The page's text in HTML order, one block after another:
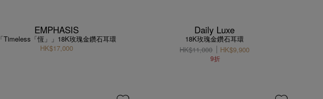
EMPHASIS
「Timeless「恆」」18K玫瑰金鑽石耳環
HK$17,000
Daily Luxe
18K玫瑰金鑽石耳環
HK$11,000
HK$9,900
9折